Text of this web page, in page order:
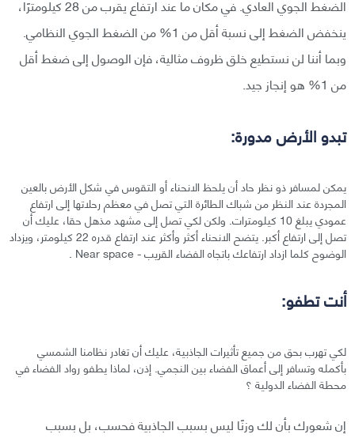
الضغط الجوي العادي. في مكان ما عند ارتفاع يقرب من 28 كيلومترًا،
ينخفض الضغط إلى نسبة أقل من 1% من الضغط الجوي النظامي.
وبما أننا لن نستطيع خلق ظروف مثالية، فإن الوصول إلى ضغط أقل
من 1% هو إنجاز جيد.
تبدو الأرض مدورة:
يمكن لمسافر ذو نظر حاد أن يلحظ الانحناء أو التقوس في شكل الأرض بالعين
المجردة عند النظر من شباك الطائرة التي تصل في معظم رحلاتها إلى ارتفاع
عمودي يبلغ 10 كيلومترات. ولكن لكي تصل إلى مشهد مذهل حقا، عليك أن
تصل إلى ارتفاع أكبر. يتضح الانحناء أكثر وأكثر عند ارتفاع قدره 22 كيلومتر، ويزداد
الوضوح كلما ازداد ارتفاعك باتجاه الفضاء القريب - Near space .
أنت تطفو:
لكي تهرب بحق من جميع تأثيرات الجاذبية، عليك أن تغادر نظامنا الشمسي
بأكمله وتسافر إلى أعماق الفضاء بين النجمي. إذن، لماذا يطفو رواد الفضاء في
محطة الفضاء الدولية ؟
إن شعورك بأن لك وزنًا ليس بسبب الجاذبية فحسب، بل بسبب